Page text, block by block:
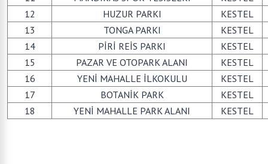
12
HUZUR PARKI
KESTEL
13
TONGA PARKI
KESTEL
14
PİRİ REİS PARKI
KESTEL
15
PAZAR VE OTOPARK ALANI
KESTEL
16
YENİ MAHALLE İLKOKULU
KESTEL
17
BOTANİK PARK
KESTEL
18
YENİ MAHALLE PARK ALANI KESTEL